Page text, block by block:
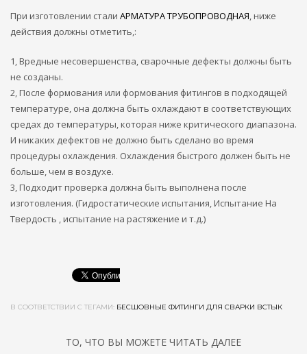
При изготовлении стали АРМАТУРА ТРУБОПРОВОДНАЯ, ниже
действия должны отметить,:
1, Вредные несовершенства, сварочные дефекты должны быть
не созданы.
2, После формования или формования фитингов в подходящей
температуре, она должна быть охлаждают в соответствующих
средах до температуры, которая ниже критического диапазона.
И никаких дефектов не должно быть сделано во время
процедуры охлаждения. Охлаждения быстрого должен быть не
больше, чем в воздухе.
3, Подходит проверка должна быть выполнена после
изготовления. (Гидростатические испытания, Испытание На
Твердость , испытание на растяжение и т.д.)
В СООТВЕТСТВИИ С ТЕГАМИ: БЕСШОВНЫЕ ФИТИНГИ ДЛЯ СВАРКИ ВСТЫК
ТО, ЧТО ВЫ МОЖЕТЕ ЧИТАТЬ ДАЛЕЕ